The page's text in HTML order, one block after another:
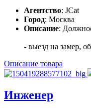
Агентство: JCat
Город: Москва
Описание:
- выезд на замер,
Описание товара
Инженер